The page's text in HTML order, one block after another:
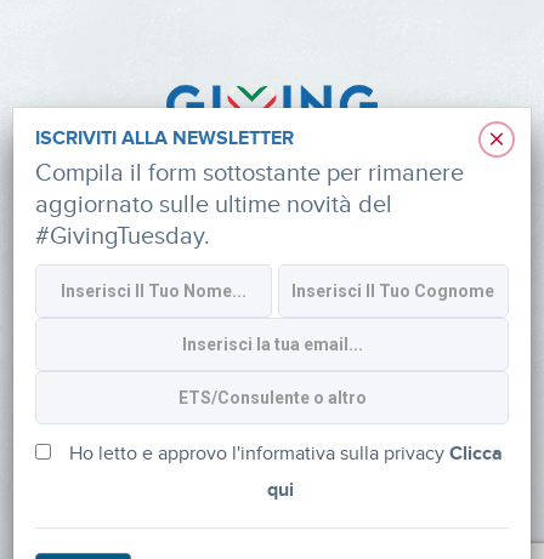
Informativa sulla privacy
CONTATTI
via Roberto Lepetit 8/10 – 20124 Milano
info@fondazioneaifr.org
Tel: +39 02 47924880
×
ISCRIVITI ALLA NEWSLETTER
Compila il form sottostante per rimanere
aggiornato sulle ultime novità del
#GivingTuesday.
Ho letto e approvo l'informativa sulla privacyClicca
qui